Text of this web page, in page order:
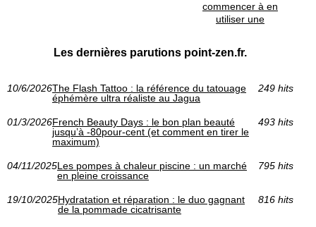
commencer à en
utiliser une
Les dernières parutions point-zen.fr.
10/6/2026The Flash Tattoo : la référence du tatouage
éphémère ultra réaliste au Jagua
249 hits
01/3/2026French Beauty Days : le bon plan beauté
jusqu’à -80pour-cent (et comment en tirer le
maximum)
493 hits
04/11/2025Les pompes à chaleur piscine : un marché
en pleine croissance
795 hits
19/10/2025Hydratation et réparation : le duo gagnant
de la pommade cicatrisante
816 hits